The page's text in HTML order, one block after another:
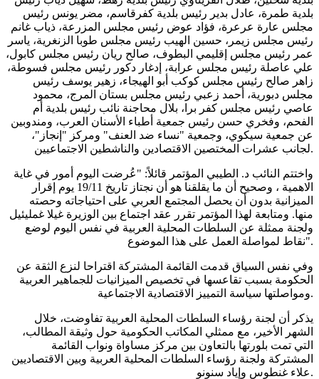
بلدية طمرة، عادل بدير رئيس بلدية كفرقاسم، مضر يونس رئيس
مجلس عارة عرعرة، فؤاد عوض رئيس مجلس المزرعة، ذياب غانم
رئيس مجلس زيمر، حسين الهيب رئيس مجلس طوبا الزنغرية، ياسر
عمر رئيس مجلس إقليمي البطوف، صالح ريان رئيس مجلس كابول،
علي عاصلة رئيس مجلس عرابة، إدغار دكور رئيس مجلس فسوطة،
زاهر صالح رئيس مجلس كوكب أبو الهيجاء، زهير يوسف رئيس
مجلس دبورية، أحمد زعبي رئيس مجلس بستان المرج، محمود
عاصي رئيس مجلس كفر برا، بلال محاجنة نائب رئيس بلدية أم
الفحم، وفخري حسن رئيس جمعية أطباء الأسنان العرب، ومندوبين
عن جمعية سيكوي، وجمعية "نساء ضد العنف" ومركز "إنجاز"،
لجانب عشرات المختصين الاقتصادين والناشطين الاجتماعيين.
واختتم النائب د. الطيبي المؤتمر قائلاً: "عُرضت اليوم أمور في غاية
الاهمية ، وصحيح أن ما يقلقنا هو أن نجتاز تاريخ 19/11 يوم إقرار
الميزانية بدون أن يحصل المجتمع العربي على احتياجاته وحصته
منها. ومتابعة لهذا المؤتمر تقرر عقد اجتماع بين الوزيرة غيلا غمليئيل
ولجنة ممثلة عن السلطات المحلية العربية في نفس اليوم لوضع
نقاط لمواصلة العمل على هذا الموضوع".
وفي نفس السياق قدمت القائمة المشتركة اقتراحا لنزع الثقة عن
الحكومة بسبب تقاعسها في تخصيص الميزانيات للجماهير العربية
ومواصلتها سياسة التمييز الاقتصادية الاجتماعية.
يذكر أن لجنة رؤساء السلطات المحلية العربية تفاوضت، خلال
الشهر الأخير، مع ممثلي المكاتب الحكومية حول وثيقة المطالب،
التي تمت بلورتها بالتعاون بين مركز مساواة ونواب القائمة
المشتركة ولجنة رؤساء السلطات المحلية العربية وبين الاقتصاديين
علاء غنطوس وإياد سنونو.